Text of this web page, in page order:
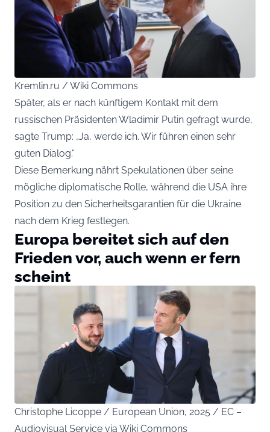
Kremlin.ru / Wiki Commons
Später, als er nach künftigem Kontakt mit dem
russischen Präsidenten Wladimir Putin gefragt wurde,
sagte Trump: „Ja, werde ich. Wir führen einen sehr
guten Dialog.“
Diese Bemerkung nährt Spekulationen über seine
mögliche diplomatische Rolle, während die USA ihre
Position zu den Sicherheitsgarantien für die Ukraine
nach dem Krieg festlegen.
Europa bereitet sich auf den
Frieden vor, auch wenn er fern
scheint
Christophe Licoppe / European Union, 2025 / EC –
Audiovisual Service via Wiki Commons